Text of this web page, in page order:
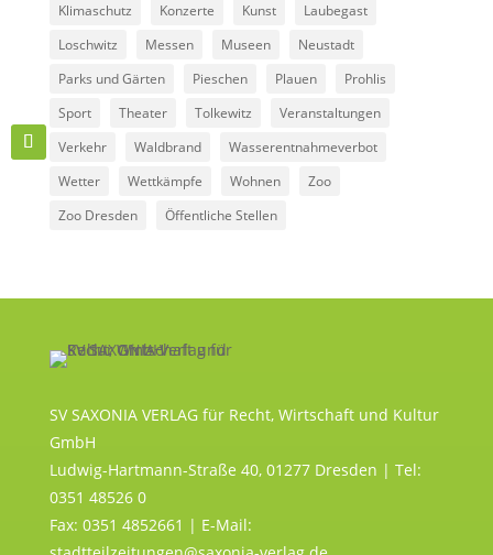
Klimaschutz
Konzerte Kunst
Laubegast
Loschwitz
Messen Museen
Neustadt
Parks und Gärten
Pieschen Plauen
Prohlis
Sport
Theater Tolkewitz
Veranstaltungen
Verkehr
Waldbrand
Wasserentnahmeverbot
Wetter
Wettkämpfe Wohnen
Zoo
Zoo Dresden
Öffentliche Stellen
SV SAXONIA VERLAG für Recht, Wirtschaft und Kultur
GmbH
Ludwig-Hartmann-Straße 40, 01277 Dresden | Tel:
0351 48526 0
Fax: 0351 4852661 | E-Mail: